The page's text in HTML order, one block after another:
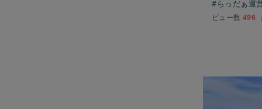
#らっだぁ運
ビュー数 496